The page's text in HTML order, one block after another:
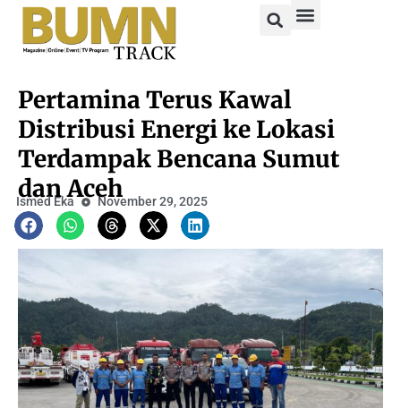
Pertamina Terus Kawal
Distribusi Energi ke Lokasi
Terdampak Bencana Sumut
dan Aceh
Ismed Eka November 29, 2025